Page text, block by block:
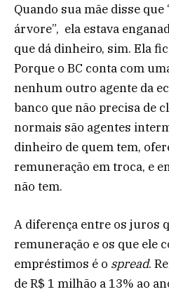
Quando sua mãe disse
árvore”, ela estava
que dá dinheiro, sim. Ela
Porque o BC conta com
nenhum outro agente da
banco que não precisa de
normais são agentes
dinheiro de quem tem,
remuneração em troca, e
não tem.
A diferença entre os juros
remuneração e os que ele
empréstimos é o spread.
de R$ 1 milhão a 13% ao